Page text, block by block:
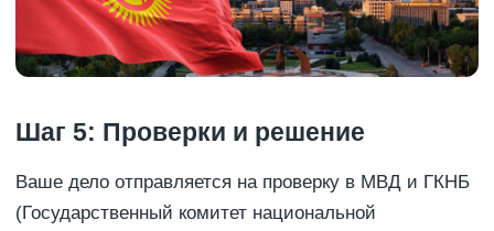
Шаг 5: Проверки и решение
Ваше дело отправляется на проверку в МВД и ГКНБ
(Государственный комитет национальной